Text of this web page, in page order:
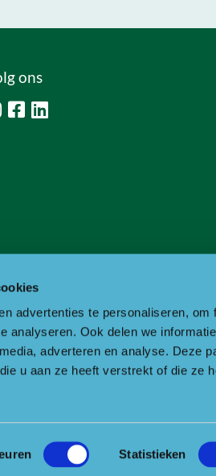
advertenties te personaliseren,
analyseren. Ook delen we
adverteren en analyse. Deze
u aan ze heeft verstrekt of die ze
Statistieken
ons